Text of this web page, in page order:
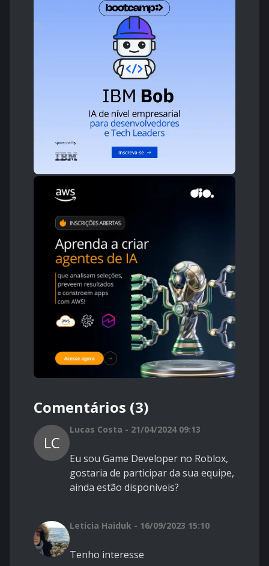
Comentários (3)
LC
Lucas Costa - 21/04/2024 09:13
Eu sou Game Developer no Roblox,
gostaria de participar da sua equipe,
ainda estão disponiveis?
Leticia Haiduk - 16/09/2023 15:10
Tenho interesse